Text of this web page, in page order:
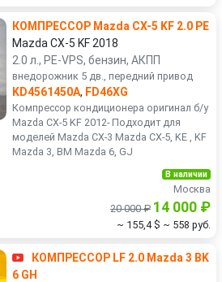
КОМПРЕССОР Mazda CX-5 KF 2.0 PE
Mazda CX-5 KF 2018
2.0 л., PE-VPS, бензин, АКПП
внедорожник 5 дв., передний привод
KD4561450A, FD46XG
Компрессор кондиционера оригинал б/у
Mazda CX-5 KF 2012- Подходит для
моделей Mazda CX-3 Mazda CX-5, KE , KF
Mazda 3, BM Mazda 6, GJ
В наличии
Москва
20 000 ₽ 14 000 ₽
~ 155,4 $ ~ 558 руб.
КОМПРЕССОР LF 2.0 Mazda 3 BK
6 GH